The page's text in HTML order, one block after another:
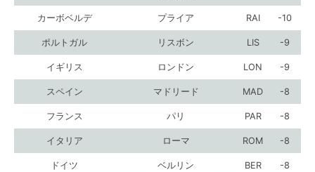
カーボベルデ プライア RAI -10
ポルトガル リスボン LIS -9
イギリス ロンドン LON -9
スペイン マドリード MAD -8
フランス パリ PAR -8
イタリア ローマ ROM -8
ドイツ ベルリン BER -8